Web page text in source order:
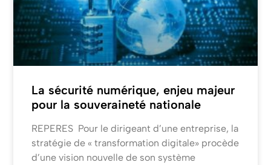
La sécurité numérique, enjeu majeur
pour la souveraineté nationale
REPERES Pour le dirigeant d’une entreprise, la
stratégie de « transformation digitale» procède
d’une vision nouvelle de son système